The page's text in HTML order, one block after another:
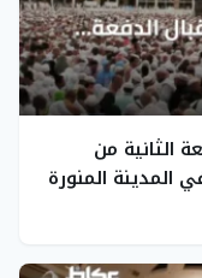
الثانية من
المدينة المنورة